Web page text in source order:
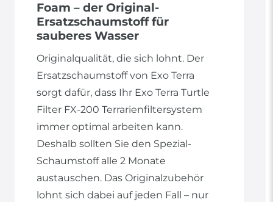
Foam – der Original-
Ersatzschaumstoff für
sauberes Wasser
Originalqualität, die sich lohnt. Der
Ersatzschaumstoff von Exo Terra
sorgt dafür, dass Ihr Exo Terra Turtle
Filter FX-200 Terrarienfiltersystem
immer optimal arbeiten kann.
Deshalb sollten Sie den Spezial-
Schaumstoff alle 2 Monate
austauschen. Das Originalzubehör
lohnt sich dabei auf jeden Fall – nur